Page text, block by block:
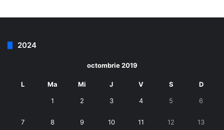
2024
octombrie 2019
L Ma Mi J V S D
1 2 3 4 5 6
7 8 9 10 11 12 13